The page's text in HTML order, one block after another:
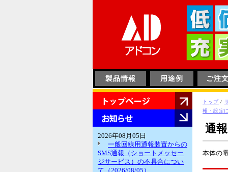
製品情報 用途例 ご注
せ2026年08月05日
一般回線用通報装置からの
SMS通報（ショートメッセー
ジサービス）の不具合につい
て（2026/08/05）
現
在
トップ/
報・設定
通
本体の